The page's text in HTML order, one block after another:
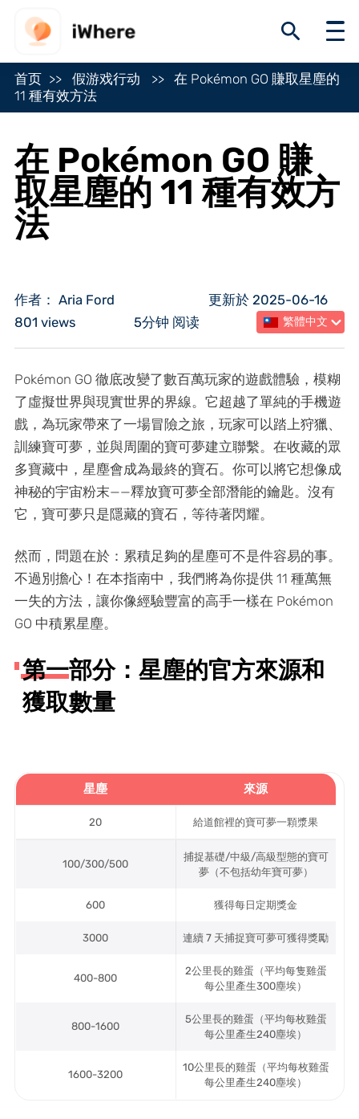
首页 假游戏行动
在 Pokémon GO 賺取星塵的
11 種有效方法
在 Pokémon GO 賺
取星塵的 11 種有效方
法
作者： Aria Ford
更新於 2025-06-16
801 views
5分钟 阅读 繁體中文
Pokémon GO 徹底改變了數百萬玩家的遊戲體驗，模糊
了虛擬世界與現實世界的界線。它超越了單純的手機遊
戲，為玩家帶來了一場冒險之旅，玩家可以踏上狩獵、
訓練寶可夢，並與周圍的寶可夢建立聯繫。在收藏的眾
多寶藏中，星塵會成為最終的寶石。你可以將它想像成
神秘的宇宙粉末——釋放寶可夢全部潛能的鑰匙。沒有
它，寶可夢只是隱藏的寶石，等待著閃耀。
然而，問題在於：累積足夠的星塵可不是件容易的事。
不過別擔心！在本指南中，我們將為你提供 11 種萬無
一失的方法，讓你像經驗豐富的高手一樣在 Pokémon
GO 中積累星塵。
第一部分：星塵的官方來源和
獲取數量
星塵 來源
20 給道館裡的寶可夢一顆漿果
100/300/500
捕捉基礎/中級/高級型態的寶可
夢（不包括幼年寶可夢）
600 獲得每日定期獎金
3000 連續 7 天捕捉寶可夢可獲得獎勵
400-800
2公里長的雞蛋（平均每隻雞蛋
每公里產生300塵埃）
800-1600
5公里長的雞蛋（平均每枚雞蛋
每公里產生240塵埃）
1600-3200
10公里長的雞蛋（平均每枚雞蛋
每公里產生240塵埃）